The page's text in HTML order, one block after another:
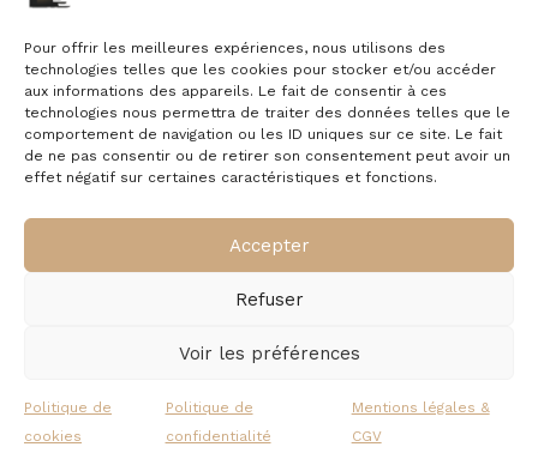
Pour offrir les meilleures expériences, nous utilisons des
technologies telles que les cookies pour stocker et/ou accéder
aux informations des appareils. Le fait de consentir à ces
technologies nous permettra de traiter des données telles que le
comportement de navigation ou les ID uniques sur ce site. Le fait
de ne pas consentir ou de retirer son consentement peut avoir un
effet négatif sur certaines caractéristiques et fonctions.
Accepter
Refuser
Voir les préférences
Politique de
cookies
Politique de
confidentialité
Mentions légales &
CGV
Avis
Il n’y a pas encore d’avis.
À propos Commande